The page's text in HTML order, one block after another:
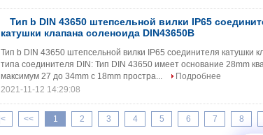
Тип b DIN 43650 штепсельной вилки IP65
катушки клапана соленоида DIN43650B
Тип b DIN 43650 штепсельной вилки IP65 соединителя катушки
типа соединителя DIN: Тип DIN 43650 имеет основание 28mm
максимум 27 до 34mm с 18mm простра...
Подробнее
2021-11-12 14:29:08
|< << 1 2 3 4 5 6 7 8